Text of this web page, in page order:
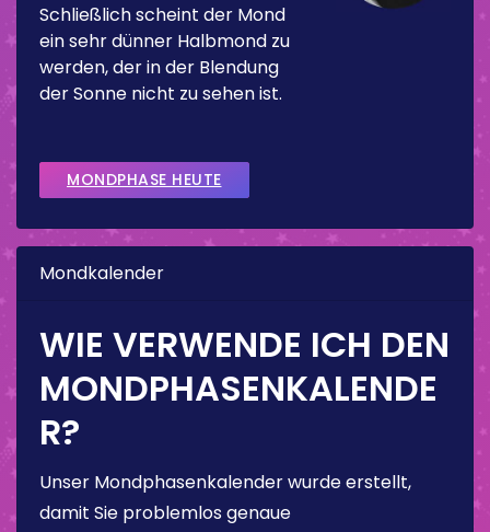
Schließlich scheint der Mond
ein sehr dünner Halbmond zu
werden, der in der Blendung
der Sonne nicht zu sehen ist.
MONDPHASE HEUTE
Mondkalender
WIE VERWENDE ICH DEN
MONDPHASENKALENDE
R?
Unser Mondphasenkalender wurde erstellt,
damit Sie problemlos genaue